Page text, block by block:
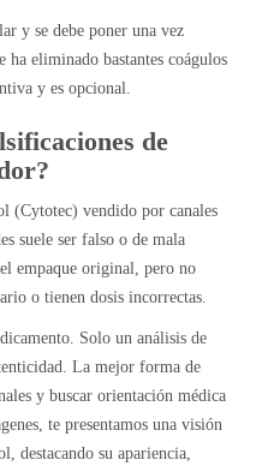
y se debe poner una vez
ha eliminado bastantes coágulos
y es opcional.
de
(Cytotec) vendido por canales
suele ser falso o de mala
empaque original, pero no
o tienen dosis incorrectas.
Solo un análisis de
La mejor forma de
y buscar orientación médica
te presentamos una visión
destacando su apariencia,